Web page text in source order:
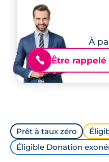
À
📞 Être
Prêt à taux zéro
Éligible Donation